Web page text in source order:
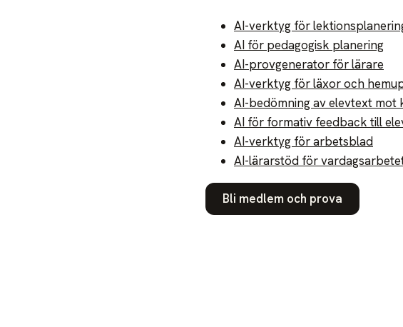
AI-verktyg för
AI för pedagogisk planering
AI-provgenerator för lärare
AI-verktyg för läxor och
AI-bedömning av elevtext
AI för formativ feedback till
AI-verktyg för arbetsblad
AI-lärarstöd för
Bli medlem och prova